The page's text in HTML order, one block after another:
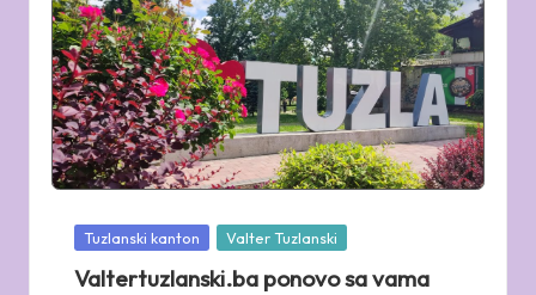
Posted
Tuzlanski kanton Valter Tuzlanski
Valtertuzlanski.ba ponovo sa vama